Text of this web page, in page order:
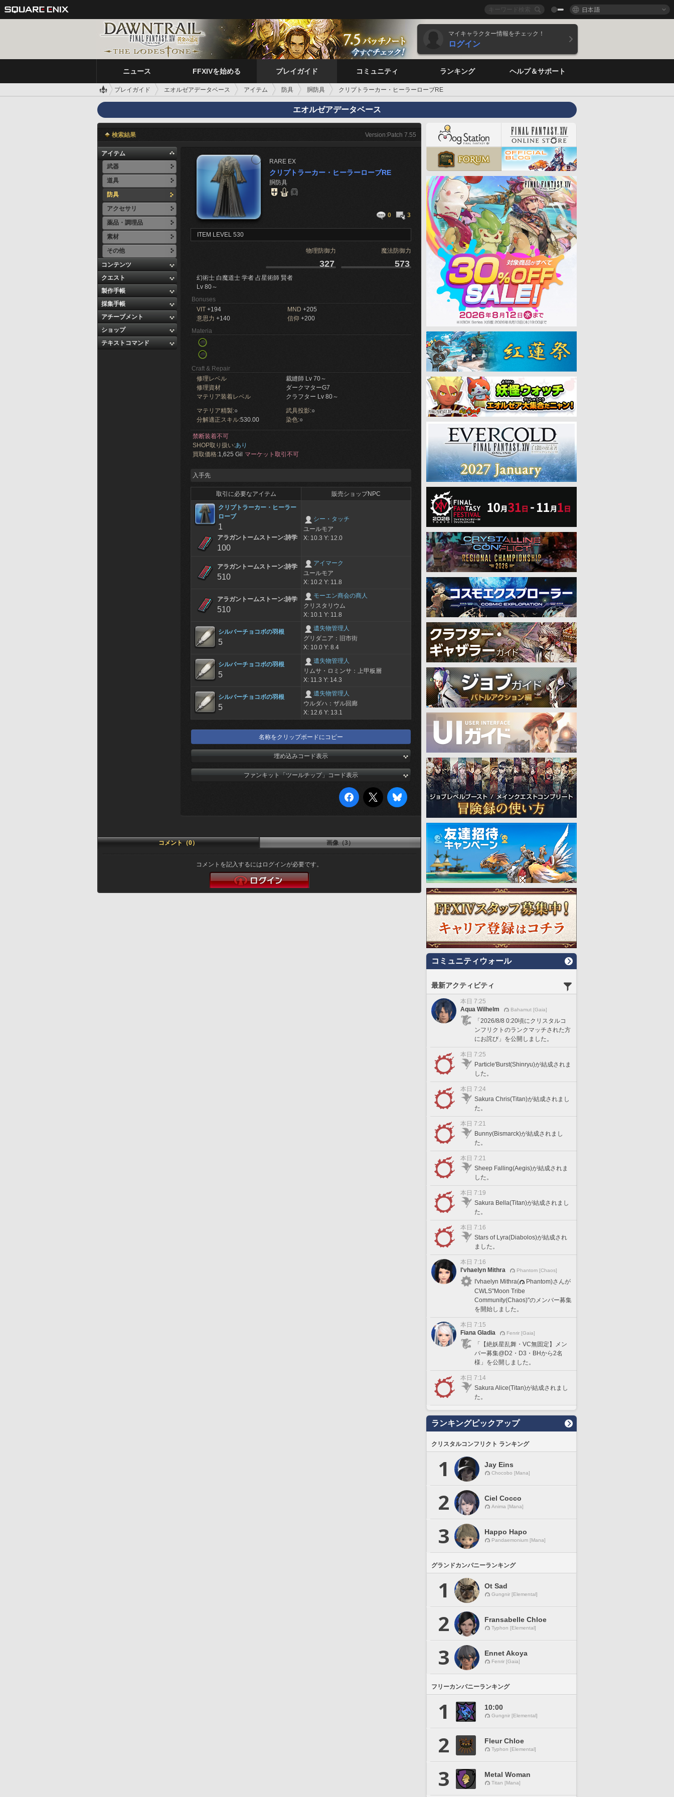
日本語
マイキャラクター情報をチェック！
ログイン
ニュース FFXIVを始める プレイガイド コミュニティ ランキング ヘルプ＆サポート
プレイガイド エオルゼアデータベース アイテム 防具 胴防具 クリプトラーカー・ヒーラーローブRE
エオルゼアデータベース
検索結果 Version:Patch 7.55
アイテム
武器
道具
防具
アクセサリ
薬品・調理品
素材
その他
コンテンツ
クエスト
製作手帳
採集手帳
アチーブメント
ショップ
テキストコマンド
RARE EX
クリプトラーカー・ヒーラーローブRE
胴防具
0 3
ITEM LEVEL 530
物理防御力 魔法防御力
327 573
幻術士 白魔道士 学者 占星術師 賢者
Lv 80～
Bonuses
VIT +194 MND +205
意思力 +140 信仰 +200
Materia
Craft & Repair
修理レベル
裁縫師 Lv 70～
修理資材
ダークマターG7
マテリア装着レベル
クラフター Lv 80～
マテリア精製:○ 武具投影:○
分解適正スキル:530.00 染色:○
禁断装着不可
SHOP取り扱い:あり
買取価格:1,625 Gil マーケット取引不可
入手先
取引に必要なアイテム
販売ショップNPC
クリプトラーカー・ヒーラー
ローブ
1
アラガントームストーン:詩学
100
シー・タッチ
ユールモア
X: 10.3 Y: 12.0
アラガントームストーン:詩学
510
アイマーク
ユールモア
X: 10.2 Y: 11.8
アラガントームストーン:詩学
510
モーエン商会の商人
クリスタリウム
X: 10.1 Y: 11.8
シルバーチョコボの羽根
5
遺失物管理人
グリダニア：旧市街
X: 10.0 Y: 8.4
シルバーチョコボの羽根
5
遺失物管理人
リムサ・ロミンサ：上甲板層
X: 11.3 Y: 14.3
シルバーチョコボの羽根
5
遺失物管理人
ウルダハ：ザル回廊
X: 12.6 Y: 13.1
名称をクリップボードにコピー
埋め込みコード表示
ファンキット「ツールチップ」コード表示
コメント（0） 画像（3）
コメントを記入するにはログインが必要です。
コミュニティウォール
最新アクティビティ
本日 7:25
Aqua Wilhelm
Bahamut [Gaia]
「2026/8/8 0:20頃にクリスタルコ
ンフリクトのランクマッチされた方
にお詫び」を公開しました。
本日 7:25
Particle'Burst(Shinryu)が結成されま
した。
本日 7:24
Sakura Chris(Titan)が結成されまし
た。
本日 7:21
Bunny(Bismarck)が結成されまし
た。
本日 7:21
Sheep Falling(Aegis)が結成されま
した。
本日 7:19
Sakura Bella(Titan)が結成されまし
た。
本日 7:16
Stars of Lyra(Diabolos)が結成され
ました。
本日 7:16
I'vhaelyn Mithra
Phantom [Chaos]
I'vhaelyn Mithra(
Phantom)さんが
CWLS"Moon Tribe
Community(Chaos)"のメンバー募集
を開始しました。
本日 7:15
Fiana Gladia
Fenrir [Gaia]
「【絶妖星乱舞・VC無固定】メン
バー募集@D2・D3・BHから2名
様」を公開しました。
本日 7:14
Sakura Alice(Titan)が結成されまし
た。
ランキングピックアップ
クリスタルコンフリクト ランキング
1 Jay Eins
Chocobo [Mana]
2 Ciel Cocco
Anima [Mana]
3 Happo Hapo
Pandaemonium [Mana]
グランドカンパニーランキング
1 Ot Sad
Gungnir [Elemental]
2 Fransabelle Chloe
Typhon [Elemental]
3 Ennet Akoya
Fenrir [Gaia]
フリーカンパニーランキング
1 10:00
Gungnir [Elemental]
2 Fleur Chloe
Typhon [Elemental]
3 Metal Woman
Titan [Mana]